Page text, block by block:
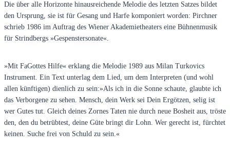
Die über alle Horizonte hinausreichende Melodie des letzten Satzes bildet
den Ursprung, sie ist für Gesang und Harfe komponiert worden: Pirchner
schrieb 1986 im Auftrag des Wiener Akademietheaters eine Bühnenmusik
für Strindbergs »Gespenstersonate«.
»Mit FaGottes Hilfe« erklang die Melodie 1989 aus Milan Turkovics
Instrument. Ein Text unterlag dem Lied, um dem Interpreten (und wohl
allen künftigen) dienlich zu sein:»Als ich in die Sonne schaute, glaubte ich
das Verborgene zu sehen. Mensch, dein Werk sei Dein Ergötzen, selig ist
wer Gutes tut. Gleich deines Zornes Taten nie durch neue Bosheit aus, tröste
den, den du betrübtest, deine Güte bringt dir Lohn. Wer gerecht ist, fürchtet
keinen. Suche frei von Schuld zu sein.«